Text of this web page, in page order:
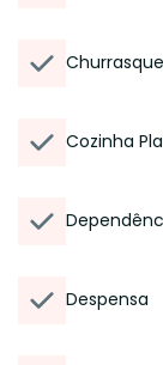
Cozinha
Despensa